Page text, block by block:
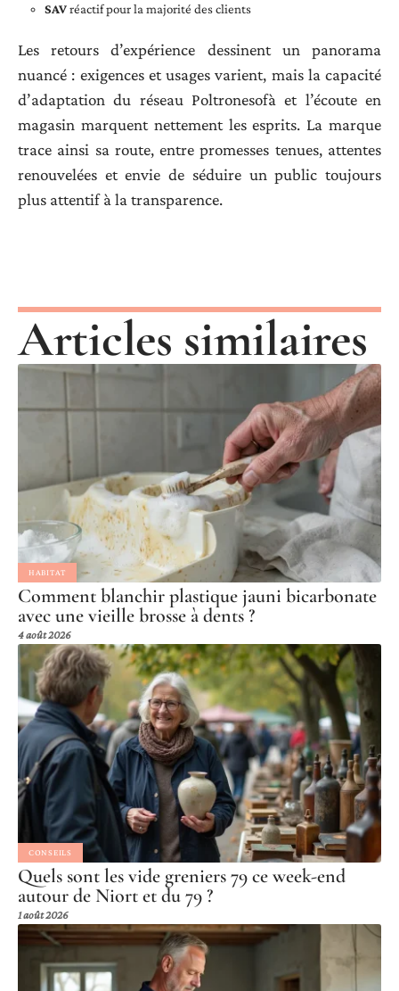
SAVréactif pour la majorité des clients
Les retours d’expérience dessinent un panorama
nuancé : exigences et usages varient, mais la capacité
d’adaptation du réseau Poltronesofà et l’écoute en
magasin marquent nettement les esprits. La marque
trace ainsi sa route, entre promesses tenues, attentes
renouvelées et envie de séduire un public toujours
plus attentif à la transparence.
Articles similaires
HABITAT
Comment blanchir plastique jauni bicarbonate
avec une vieille brosse à dents ?
4 août 2026
CONSEILS
Quels sont les vide greniers 79 ce week-end
autour de Niort et du 79 ?
1 août 2026